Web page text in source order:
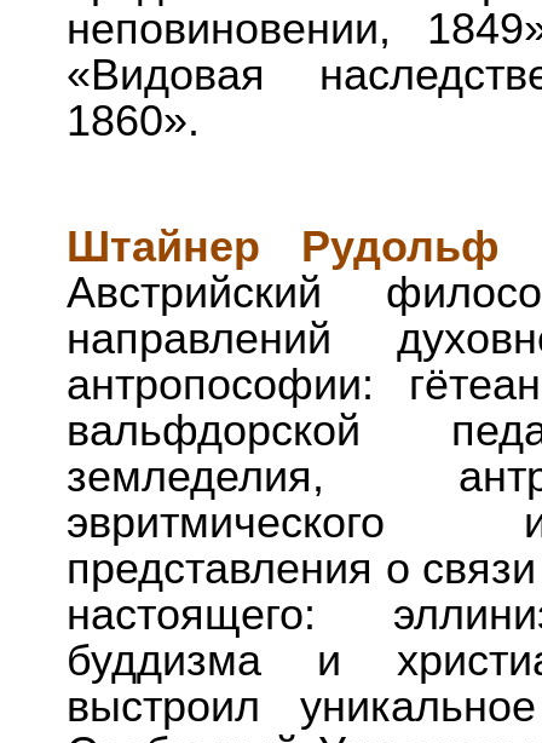
неповиновении,
«Видовая
1860».
Штайнер Рудольф
Австрийский
направлений
антропософии:
вальфдорской
земледелия,
эвритмического
представления о
настоящего:
буддизма и
выстроил